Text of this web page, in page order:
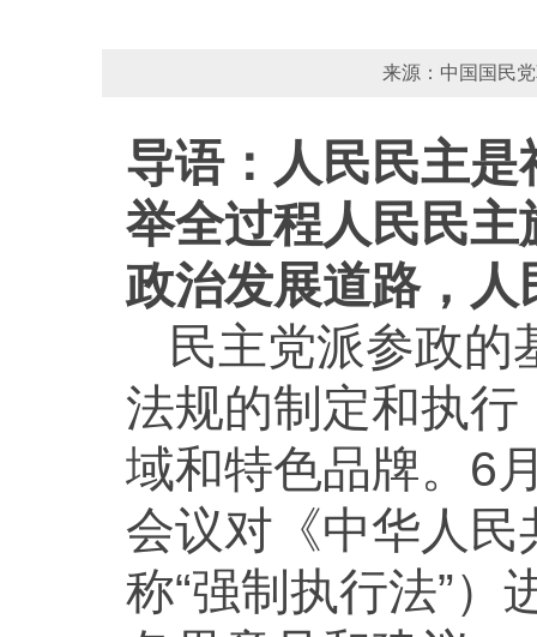
来源：中国国
导语：人民民主
举全过程人民民
政治发展道路，
民主党派参政的
法规的制定和执
域和特色品牌。6
会议对《中华人
称“强制执行法”